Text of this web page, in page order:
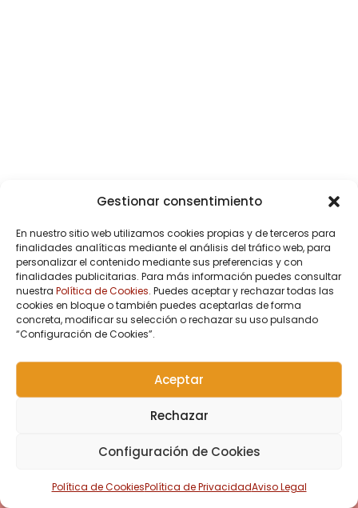
Gestionar consentimiento
En nuestro sitio web utilizamos cookies propias y de terceros para
finalidades analíticas mediante el análisis del tráfico web, para
personalizar el contenido mediante sus preferencias y con
finalidades publicitarias. Para más información puedes consultar
nuestra Política de Cookies. Puedes aceptar y rechazar todas las
cookies en bloque o también puedes aceptarlas de forma
concreta, modificar su selección o rechazar su uso pulsando
“Configuración de Cookies”.
Aceptar
Rechazar
Configuración de Cookies
Política de CookiesPolítica de PrivacidadAviso Legal